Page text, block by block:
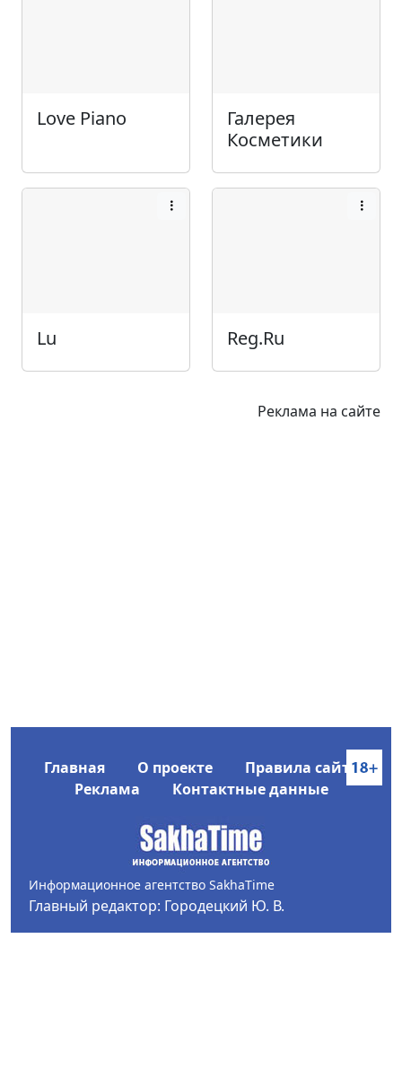
Love Piano
Галерея
Косметики
Lu Reg.Ru
Реклама на сайте
Главная О проекте
Правила сайта
Реклама
Контактные данные
Информационное агентство SakhaTime
Главный редактор: Городецкий Ю. В.